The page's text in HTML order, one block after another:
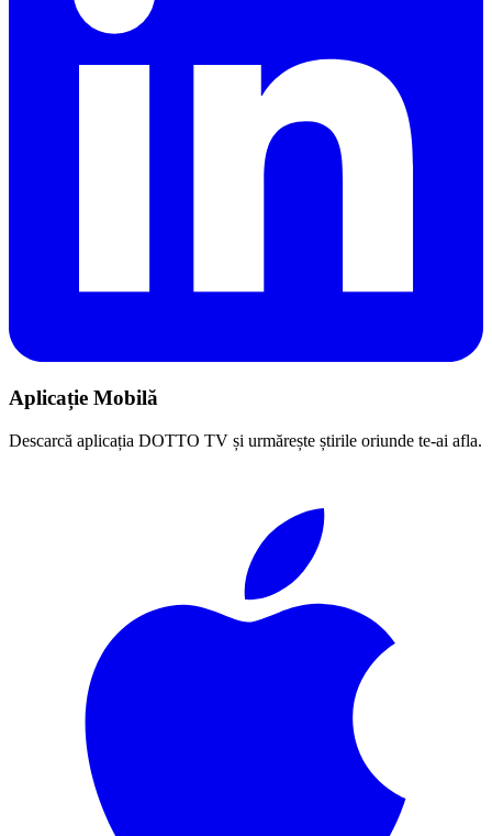
Aplicație Mobilă
Descarcă aplicația DOTTO TV și urmărește știrile oriunde te-ai afla.